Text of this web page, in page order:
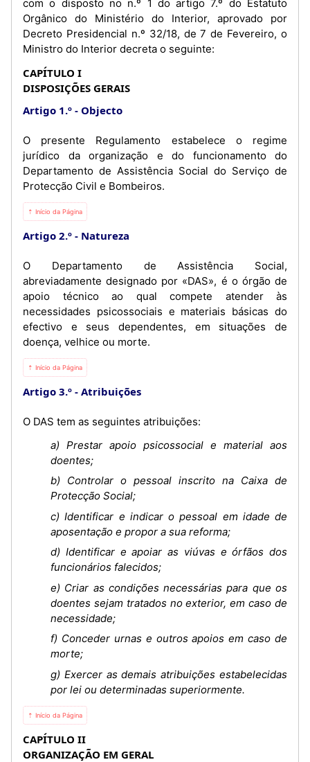
com o disposto no n.º 1 do artigo 7.º do Estatuto
Orgânico do Ministério do Interior, aprovado por
Decreto Presidencial n.º 32/18, de 7 de Fevereiro, o
Ministro do Interior decreta o seguinte:
CAPÍTULO I
DISPOSIÇÕES GERAIS
Artigo 1.º
Objecto
O presente Regulamento estabelece o regime
jurídico da organização e do funcionamento do
Departamento de Assistência Social do Serviço de
Protecção Civil e Bombeiros.
⇡ Início da Página
Artigo 2.º Natureza
O Departamento de Assistência Social,
abreviadamente designado por «DAS», é o órgão de
apoio técnico ao qual compete atender às
necessidades psicossociais e materiais básicas do
efectivo e seus dependentes, em situações de
doença, velhice ou morte.
⇡ Início da Página
Artigo 3.º Atribuições
O DAS tem as seguintes atribuições:
a) Prestar apoio psicossocial e material aos
doentes;
b) Controlar o pessoal inscrito na Caixa de
Protecção Social;
c) Identificar e indicar o pessoal em idade de
aposentação e propor a sua reforma;
d) Identificar e apoiar as viúvas e órfãos dos
funcionários falecidos;
e) Criar as condições necessárias para que os
doentes sejam tratados no exterior, em caso de
necessidade;
f) Conceder urnas e outros apoios em caso de
morte;
g) Exercer as demais atribuições estabelecidas
por lei ou determinadas superiormente.
⇡ Início da Página
CAPÍTULO II
ORGANIZAÇÃO EM GERAL